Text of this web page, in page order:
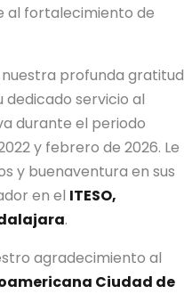
al fortalecimiento de
profunda gratitud
dedicado servicio al
durante el periodo
y febrero de 2026. Le
y buenaventura en sus
en el ITESO,
.
agradecimiento al
Ciudad de